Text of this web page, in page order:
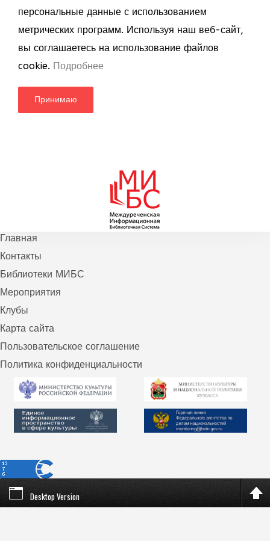
персональные данные с использованием
метрических программ. Используя наш веб-сайт,
вы соглашаетесь на использование файлов
cookie. Подробнее
Принимаю
Главная
Контакты
Библиотеки МИБС
Мероприятия
Клубы
Карта сайта
Пользовательское соглашение
Политика конфиденциальности
Desktop Version